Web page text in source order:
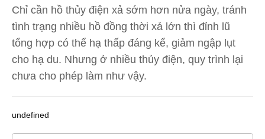
Chỉ cần hồ thủy điện xả sớm hơn nửa ngày, tránh
tình trạng nhiều hồ đồng thời xả lớn thì đỉnh lũ
tổng hợp có thể hạ thấp đáng kể, giảm ngập lụt
cho hạ du. Nhưng ở nhiều thủy điện, quy trình lại
chưa cho phép làm như vậy.
undefined